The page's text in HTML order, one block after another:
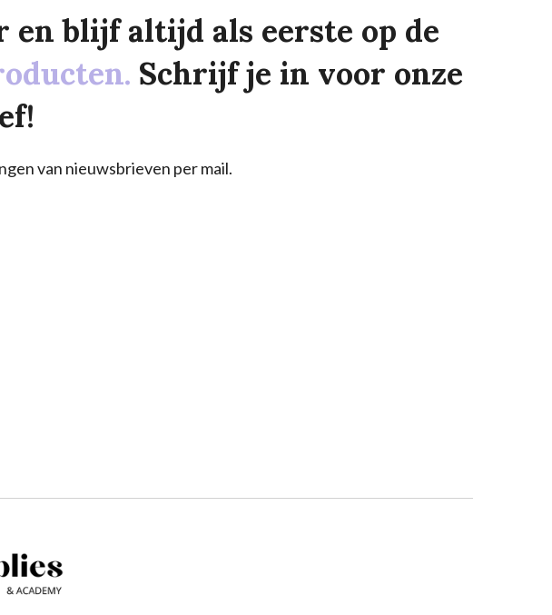
en blijf altijd als eerste op de
Schrijf je in voor onze
van nieuwsbrieven per mail.